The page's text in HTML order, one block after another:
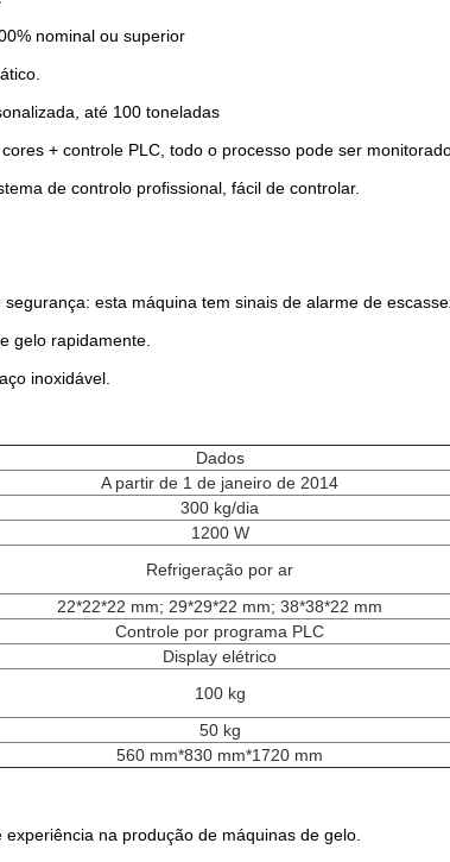
nominal ou superior
até 100 toneladas
+ controle PLC, todo o processo pode ser
de controlo profissional, fácil de controlar.
esta máquina tem sinais de alarme de
gelo rapidamente.
inoxidável.
Dados
A partir de 1 de janeiro de 2014
300 kg/dia
1200 W
Refrigeração por ar
22*22*22 mm; 29*29*22 mm; 38*38*22 mm
Controle por programa PLC
Display elétrico
100 kg
50 kg
560 mm*830 mm*1720 mm
na produção de máquinas de gelo.